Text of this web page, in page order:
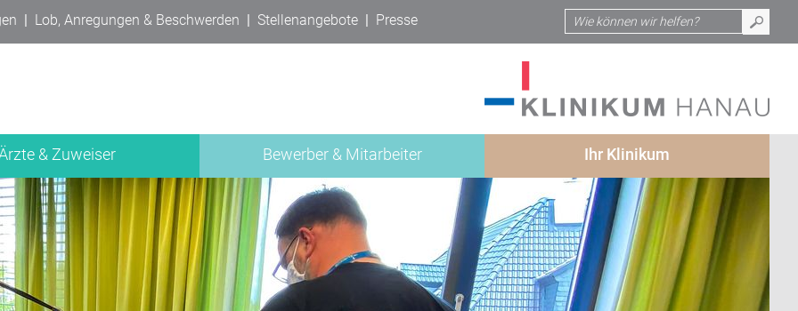
| Lob, Anregungen & Beschwerden | Stellenangebote | Presse
& Zuweiser Bewerber & Mitarbeiter Ihr Klinikum